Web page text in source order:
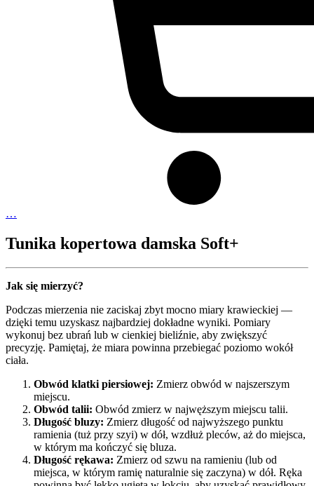
…
Tunika kopertowa damska Soft+
Jak się mierzyć?
Podczas mierzenia nie zaciskaj zbyt mocno miary krawieckiej —
dzięki temu uzyskasz najbardziej dokładne wyniki. Pomiary
wykonuj bez ubrań lub w cienkiej bieliźnie, aby zwiększyć
precyzję. Pamiętaj, że miara powinna przebiegać poziomo wokół
ciała.
Obwód klatki piersiowej: Zmierz obwód w najszerszym
miejscu.
Obwód talii: Obwód zmierz w najwęższym miejscu talii.
Długość bluzy: Zmierz długość od najwyższego punktu
ramienia (tuż przy szyi) w dół, wzdłuż pleców, aż do miejsca,
w którym ma kończyć się bluza.
Długość rękawa: Zmierz od szwu na ramieniu (lub od
miejsca, w którym ramię naturalnie się zaczyna) w dół. Ręka